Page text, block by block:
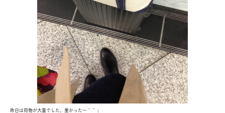
昨日は荷物が大量でした。重かった〜＾＾；